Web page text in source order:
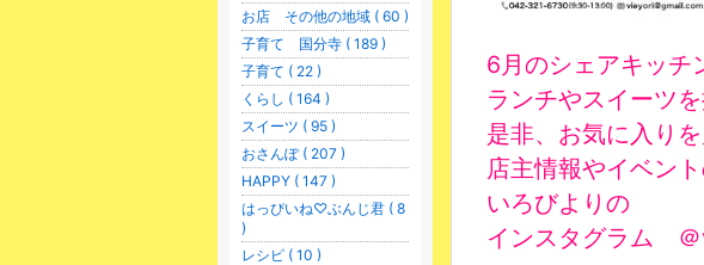
6月のシェアキッチ
ランチやスイーツ
是非、お気に入り
店主情報やイベン
いろびよりの
インスタグラム ＠
お店 その他の地域 ( 60 )
子育て 国分寺 ( 189 )
子育て ( 22 )
くらし ( 164 )
スイーツ ( 95 )
おさんぽ ( 207 )
HAPPY ( 147 )
はっぴいね♡ぶんじ君 ( 8
)
レシピ ( 10 )